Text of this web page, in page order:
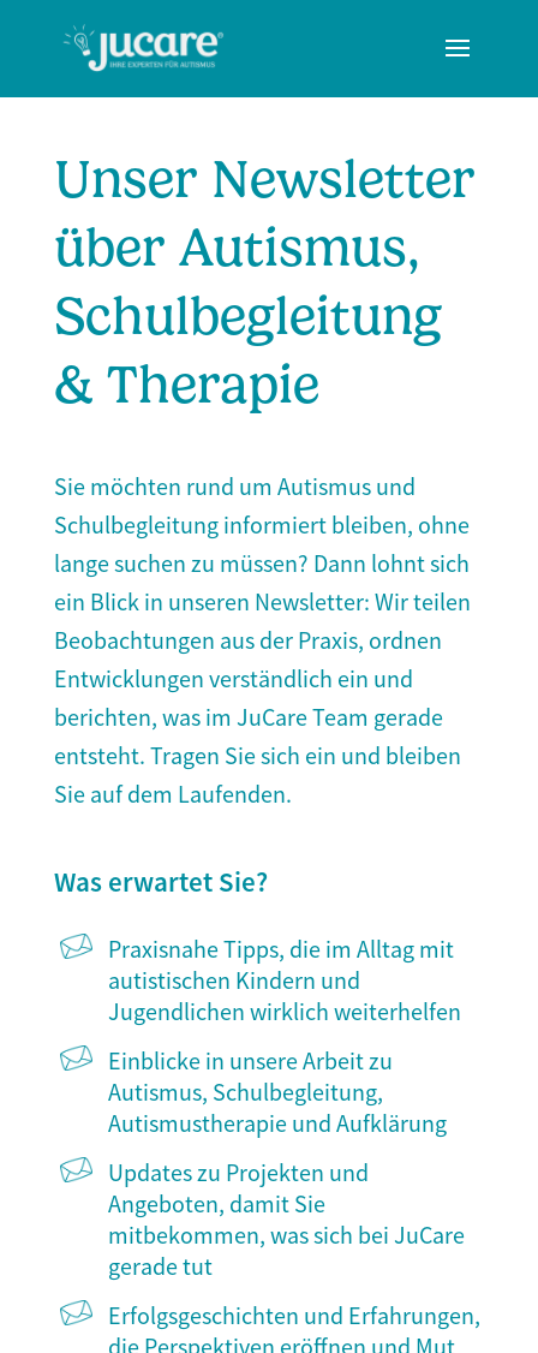
Unser Newsletter
über Autismus,
Schulbegleitung
& Therapie
Sie möchten rund um Autismus und
Schulbegleitung informiert bleiben, ohne
lange suchen zu müssen? Dann lohnt sich
ein Blick in unseren Newsletter: Wir teilen
Beobachtungen aus der Praxis, ordnen
Entwicklungen verständlich ein und
berichten, was im JuCare Team gerade
entsteht. Tragen Sie sich ein und bleiben
Sie auf dem Laufenden.
Was erwartet Sie?
Praxisnahe Tipps, die im Alltag mit
autistischen Kindern und
Jugendlichen wirklich weiterhelfen
Einblicke in unsere Arbeit zu
Autismus, Schulbegleitung,
Autismustherapie und Aufklärung
Updates zu Projekten und
Angeboten, damit Sie
mitbekommen, was sich bei JuCare
gerade tut
Erfolgsgeschichten und Erfahrungen,
die Perspektiven eröffnen und Mut